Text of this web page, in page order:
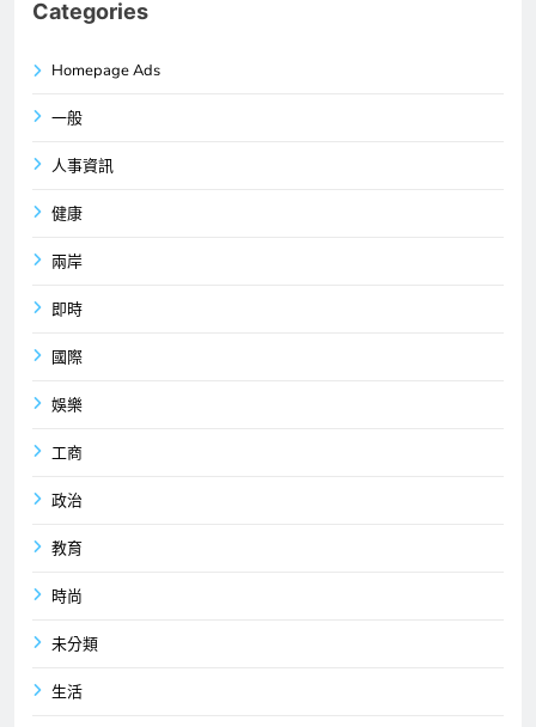
Categories
Homepage Ads
一般
人事資訊
健康
兩岸
即時
國際
娛樂
工商
政治
教育
時尚
未分類
生活